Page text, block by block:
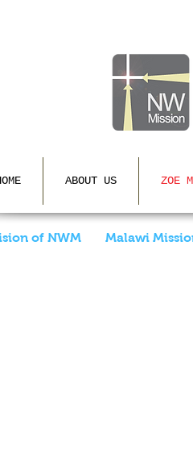
ABOUT US ZOE
of NWM Malawi